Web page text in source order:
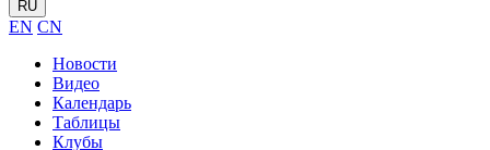
RU
EN CN
Новости
Видео
Календарь
Таблицы
Клубы